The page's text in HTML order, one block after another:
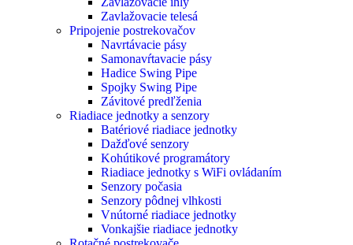
Zavlažovacie telesá
Pripojenie postrekovačov
Navrtávacie pásy
Samonavŕtavacie pásy
Hadice Swing Pipe
Spojky Swing Pipe
Závitové predľženia
Riadiace jednotky a senzory
Batériové riadiace jednotky
Dažďové senzory
Kohútikové programátory
Riadiace jednotky s WiFi ovládaním
Senzory počasia
Senzory pôdnej vlhkosti
Vnútorné riadiace jednotky
Vonkajšie riadiace jednotky